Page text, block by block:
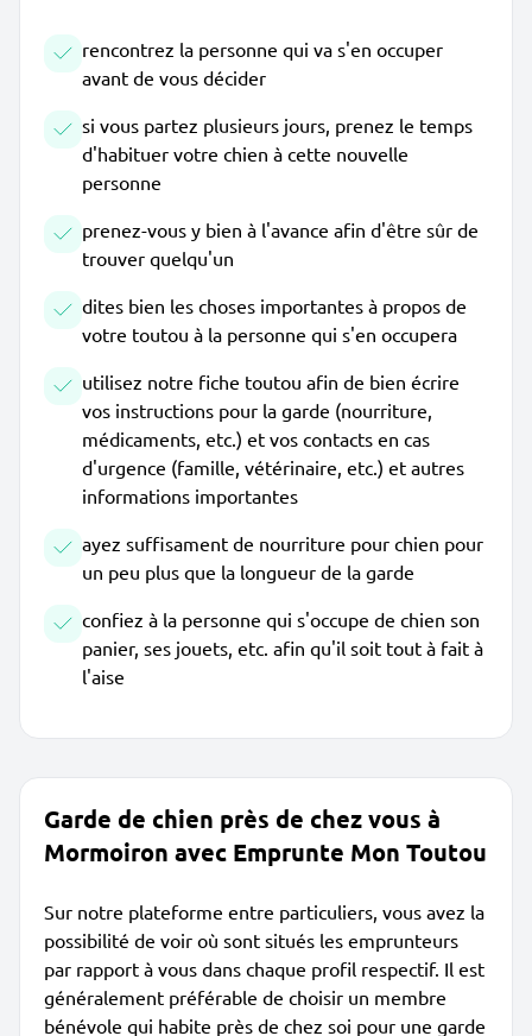
rencontrez la personne qui va s'en occuper
avant de vous décider
si vous partez plusieurs jours, prenez le temps
d'habituer votre chien à cette nouvelle
personne
prenez-vous y bien à l'avance afin d'être sûr de
trouver quelqu'un
dites bien les choses importantes à propos de
votre toutou à la personne qui s'en occupera
utilisez notre fiche toutou afin de bien écrire
vos instructions pour la garde (nourriture,
médicaments, etc.) et vos contacts en cas
d'urgence (famille, vétérinaire, etc.) et autres
informations importantes
ayez suffisament de nourriture pour chien pour
un peu plus que la longueur de la garde
confiez à la personne qui s'occupe de chien son
panier, ses jouets, etc. afin qu'il soit tout à fait à
l'aise
Garde de chien près de chez vous à
Mormoiron avec Emprunte Mon Toutou
Sur notre plateforme entre particuliers, vous avez la
possibilité de voir où sont situés les emprunteurs
par rapport à vous dans chaque profil respectif. Il est
généralement préférable de choisir un membre
bénévole qui habite près de chez soi pour une garde